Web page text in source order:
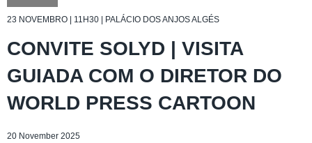
23 NOVEMBRO | 11H30 | PALÁCIO DOS ANJOS ALGÉS
CONVITE SOLYD | VISITA
GUIADA COM O DIRETOR DO
WORLD PRESS CARTOON
20 November 2025